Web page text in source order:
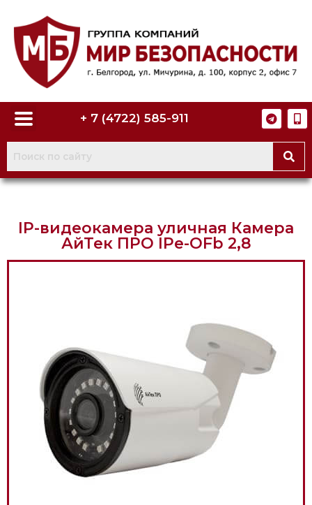
+ 7 (4722) 585-911
IP-видеокамера уличная Камера
АйТек ПРО IPe-OFb 2,8